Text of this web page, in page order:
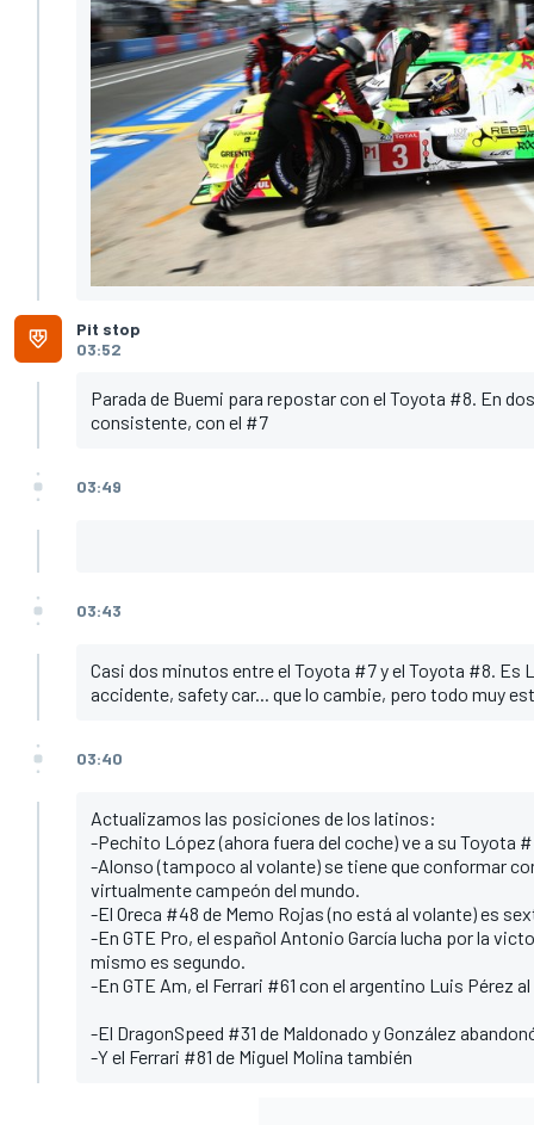
Pit stop
03:52
Parada de Buemi para repostar con el Toyota #8. En
consistente, con el #7
03:49
03:43
Casi dos minutos entre el Toyota #7 y el Toyota #8. Es
accidente, safety car... que lo cambie, pero todo muy
03:40
Actualizamos las posiciones de los latinos:
-Pechito López (ahora fuera del coche) ve a su Toyota
-Alonso (tampoco al volante) se tiene que conformar
virtualmente campeón del mundo.
-El Oreca #48 de Memo Rojas (no está al volante) es
-En GTE Pro, el español Antonio García lucha por la
mismo es segundo.
-En GTE Am, el Ferrari #61 con el argentino Luis Pérez
-El DragonSpeed #31 de Maldonado y González
-Y el Ferrari #81 de Miguel Molina también